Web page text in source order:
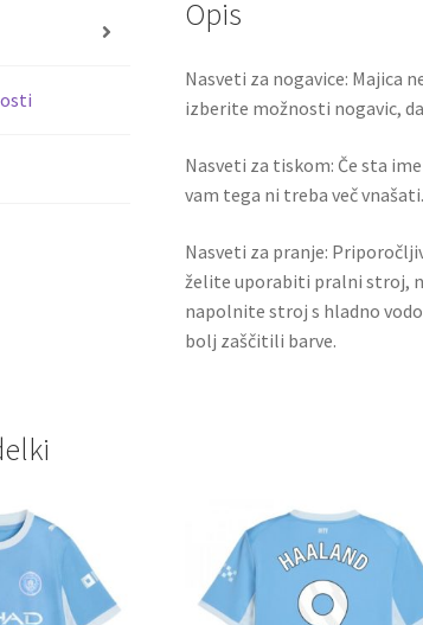
k
Opis
Nasveti za nogavice: Majica
izberite možnosti nogavic,
Nasveti za tiskom: Če sta
vam tega ni treba več
Nasveti za pranje:
želite uporabiti pralni stroj,
napolnite stroj s hladno
bolj zaščitili barve.